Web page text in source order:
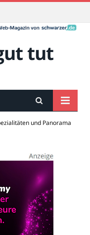
tut
und Panorama